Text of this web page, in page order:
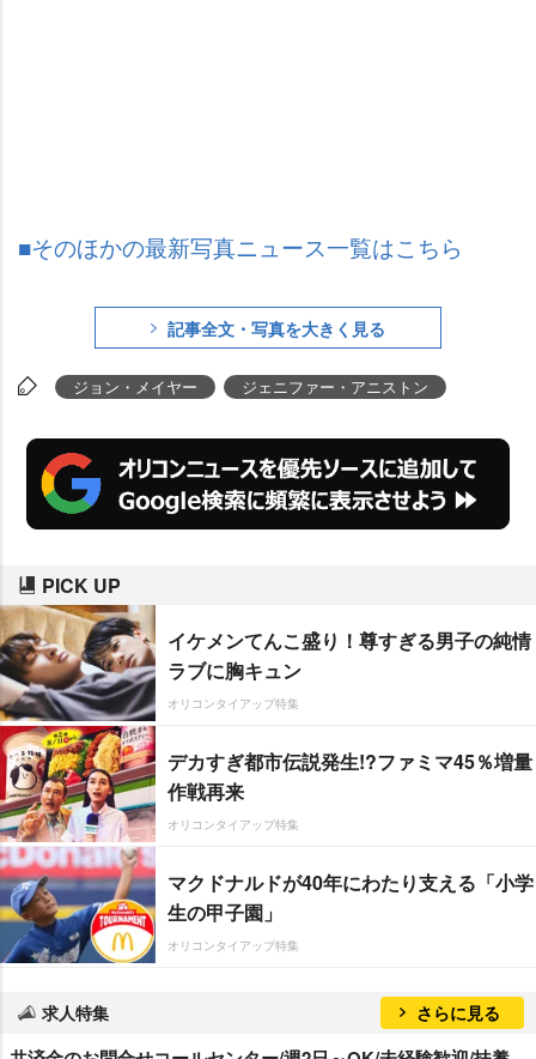
■そのほかの最新写真ニュース一覧はこちら
記事全文・写真を大きく見る
ジョン・メイヤー ジェニファー・アニストン
PICK UP
イケメンてんこ盛り！尊すぎる男子の純情
ラブに胸キュン
オリコンタイアップ特集
デカすぎ都市伝説発生!?ファミマ45％増量
作戦再来
オリコンタイアップ特集
マクドナルドが40年にわたり支える「小学
生の甲子園」
オリコンタイアップ特集
求人特集 さらに見る